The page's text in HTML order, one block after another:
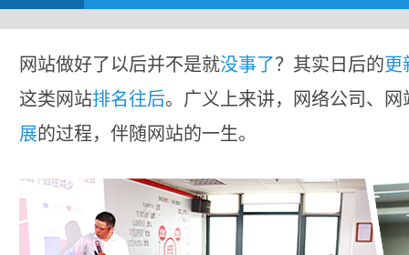
网站做好了以后并不是就没事了？其实日后的更
这类网站排名往后。广义上来讲，网络公司、
展的过程，伴随网站的一生。